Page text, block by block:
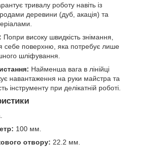
тривалу роботу навіть із
деревини (дуб, акація) та
Попри високу швидкість знімання,
себе поверхню, яка потребує лише
шліфування.
Найменша вага в лінійці
навантаження на руки майстра та
інструменту при делікатній роботі.
100 мм.
отвору: 22.2 мм.